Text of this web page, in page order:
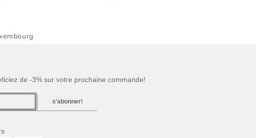
de -3% sur votre prochaine commande!
s'abonner!